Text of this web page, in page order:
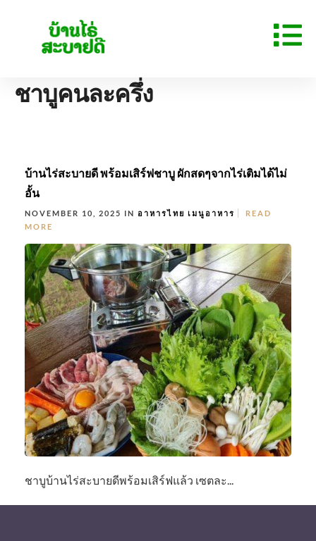
ชาบูคนละครึ่ง
บ้านไร่สะบายดี พร้อมเสิร์ฟชาบู ผักสดๆจากไร่เติมได้ไม่
อั้น
NOVEMBER 10, 2025 IN อาหารไทย เมนูอาหาร
READ
MORE
ชาบูบ้านไร่สะบายดีพร้อมเสิร์ฟแล้ว เซตละ...